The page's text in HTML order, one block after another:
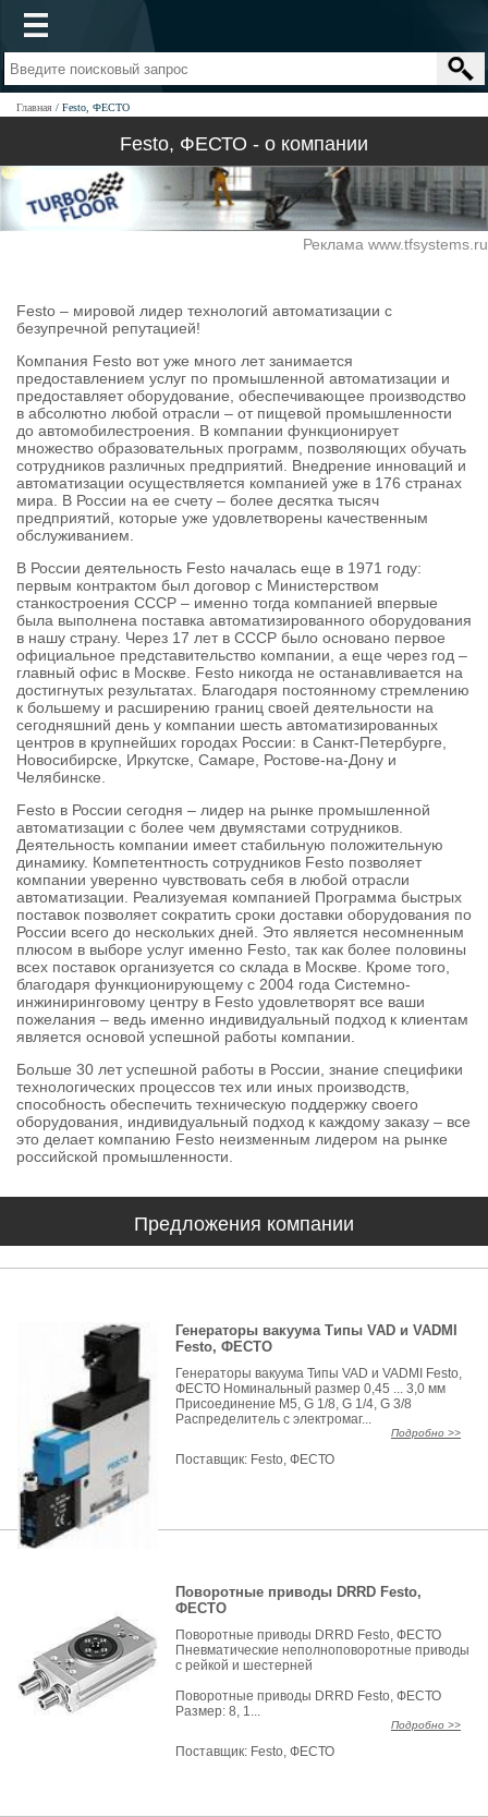
Главная Festo, ФЕСТО
Festo, ФЕСТО - о компании
Реклама www.tfsystems.ru
Festo – мировой лидер технологий автоматизации с
безупречной репутацией!
Компания Festo вот уже много лет занимается
предоставлением услуг по промышленной автоматизации и
предоставляет оборудование, обеспечивающее производство
в абсолютно любой отрасли – от пищевой промышленности
до автомобилестроения. В компании функционирует
множество образовательных программ, позволяющих обучать
сотрудников различных предприятий. Внедрение инноваций и
автоматизации осуществляется компанией уже в 176 странах
мира. В России на ее счету – более десятка тысяч
предприятий, которые уже удовлетворены качественным
обслуживанием.
В России деятельность Festo началась еще в 1971 году:
первым контрактом был договор с Министерством
станкостроения СССР – именно тогда компанией впервые
была выполнена поставка автоматизированного оборудования
в нашу страну. Через 17 лет в СССР было основано первое
официальное представительство компании, а еще через год –
главный офис в Москве. Festo никогда не останавливается на
достигнутых результатах. Благодаря постоянному стремлению
к большему и расширению границ своей деятельности на
сегодняшний день у компании шесть автоматизированных
центров в крупнейших городах России: в Санкт-Петербурге,
Новосибирске, Иркутске, Самаре, Ростове-на-Дону и
Челябинске.
Festo в России сегодня – лидер на рынке промышленной
автоматизации с более чем двумястами сотрудников.
Деятельность компании имеет стабильную положительную
динамику. Компетентность сотрудников Festo позволяет
компании уверенно чувствовать себя в любой отрасли
автоматизации. Реализуемая компанией Программа быстрых
поставок позволяет сократить сроки доставки оборудования по
России всего до нескольких дней. Это является несомненным
плюсом в выборе услуг именно Festo, так как более половины
всех поставок организуется со склада в Москве. Кроме того,
благодаря функционирующему с 2004 года Системно-
инжиниринговому центру в Festo удовлетворят все ваши
пожелания – ведь именно индивидуальный подход к клиентам
является основой успешной работы компании.
Больше 30 лет успешной работы в России, знание специфики
технологических процессов тех или иных производств,
способность обеспечить техническую поддержку своего
оборудования, индивидуальный подход к каждому заказу – все
это делает компанию Festo неизменным лидером на рынке
российской промышленности.
Предложения компании
Генераторы вакуума Типы VAD и VADMI
Festo, ФЕСТО
Генераторы вакуума Типы VAD и VADMI Festo,
ФЕСТО Номинальный размер 0,45 ... 3,0 мм
Присоединение M5, G 1/8, G 1/4, G 3/8
Распределитель с электромаг...
Подробно >>
Поставщик: Festo, ФЕСТО
Поворотные приводы DRRD Festo,
ФЕСТО
Поворотные приводы DRRD Festo, ФЕСТО
Пневматические неполноповоротные приводы
с рейкой и шестерней
Поворотные приводы DRRD Festo, ФЕСТО
Размер: 8, 1...
Подробно >>
Поставщик: Festo, ФЕСТО